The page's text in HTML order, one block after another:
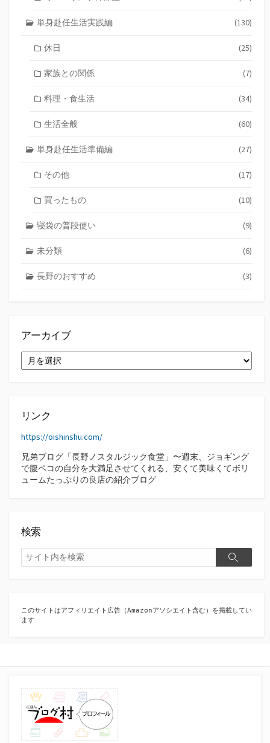
単身赴任生活実践編 (130)
休日 (25)
家族との関係 (7)
料理・食生活 (34)
生活全般 (60)
単身赴任生活準備編 (27)
その他 (17)
買ったもの (10)
寝袋の普段使い (9)
未分類 (6)
長野のおすすめ (3)
アーカイブ
ー
リンク
https://oishinshu.com/
兄弟ブログ「長野ノスタルジック食堂」〜週末、ジョギング
で腹ペコの自分を大満足させてくれる、安くて美味くてボリ
ュームたっぷりの良店の紹介ブログ
検索
検
索
検
このサイトはアフィリエイト広告（Amazonアソシエイト含む）を掲載してい
ます